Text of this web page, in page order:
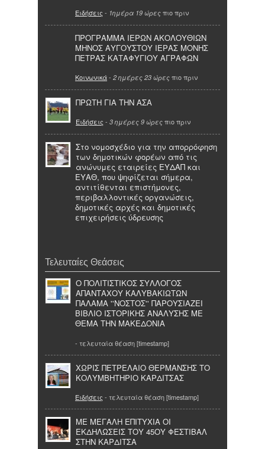
Ειδήσεις - 1ημέρα 19 ώρες πιο πριν
ΠΡΟΓΡΑΜΜΑ ΙΕΡΩΝ ΑΚΟΛΟΥΘΙΩΝ
ΜΗΝΟΣ ΑΥΓΟΥΣΤΟΥ ΙΕΡΑΣ ΜΟΝΗΣ
ΠΕΤΡΑΣ ΚΑΤΑΦΥΓΙΟΥ ΑΓΡΑΦΩΝ
Κοινωνικά- 2 ημέρες 23 ώρες πιο πριν
ΠΡΩΤΗ ΓΙΑ ΤΗΝ ΑΣΑ
Ειδήσεις - 3 ημέρες 9 ώρες πιο πριν
Στο νομοσχέδιο για την απορρόφηση
των δημοτικών φορέων από τις
ανώνυμες εταιρείες ΕΥΔΑΠ και
ΕΥΑΘ, που ψηφίζεται σήμερα,
αντιτίθενται επιστήμονες,
περιβαλλοντικές οργανώσεις,
δημοτικές αρχές και δημοτικές
επιχειρήσεις ύδρευσης
Τελευταίες Θεάσεις
Ο ΠΟΛΙΤΙΣΤΙΚΟΣ ΣΥΛΛΟΓΟΣ
ΑΠΑΝΤΑΧΟΥ ΚΑΛΥΒΑΚΙΩΤΩΝ
ΠΑΛΑΜΑ ''ΝΟΣΤΟΣ'' ΠΑΡΟΥΣΙΑΖΕΙ
ΒΙΒΛΙΟ ΙΣΤΟΡΙΚΗΣ ΑΝΑΛΥΣΗΣ ΜΕ
ΘΕΜΑ ΤΗΝ ΜΑΚΕΔΟΝΙΑ
- τελευταία θέαση [timestamp]
ΧΩΡΙΣ ΠΕΤΡΕΛΑΙΟ ΘΕΡΜΑΝΣΗΣ ΤΟ
ΚΟΛΥΜΒΗΤΗΡΙΟ ΚΑΡΔΙΤΣΑΣ
Ειδήσεις - τελευταία θέαση [timestamp]
ΜΕ ΜΕΓΑΛΗ ΕΠΙΤΥΧΙΑ ΟΙ
ΕΚΔΗΛΩΣΕΙΣ ΤΟΥ 45ΟΥ ΦΕΣΤΙΒΑΛ
ΣΤΗΝ ΚΑΡΔΙΤΣΑ